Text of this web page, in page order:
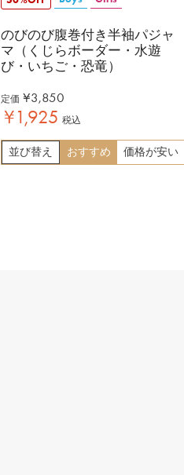
のびのび腹巻付き半袖パジャ
マ（くじらボーダー・水遊
び・いちご・恐竜）
定価 ¥3,850
¥1,925 税込
並び替え おすすめ 価格が安い